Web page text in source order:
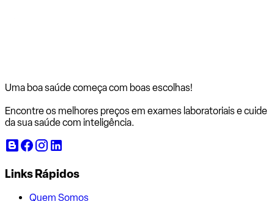
Uma boa saúde começa com boas escolhas!
Encontre os melhores preços em exames laboratoriais e cuide
da sua saúde com inteligência.
Links Rápidos
Quem Somos